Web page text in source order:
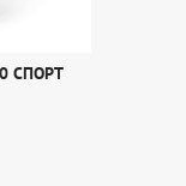
СПОРТ